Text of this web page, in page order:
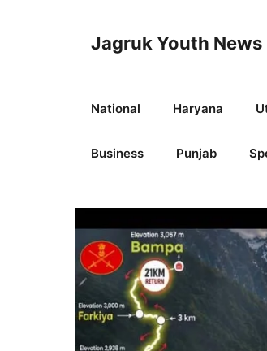
Jagruk Youth News
National Haryana
Business Punjab